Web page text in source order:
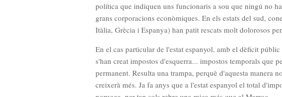
política que indiquen uns funcionaris a sou que ningú no
grans corporacions econòmiques. En els estats del sud,
Itàlia, Grècia i Espanya) han patit rescats molt dolorosos
En el cas particular de l'estat espanyol, amb el dèficit
s'han creat impostos d'esquerra... impostos temporals que
permanent. Resulta una trampa, perquè d'aquesta manera
creixerà més. Ja fa anys que a l'estat espanyol el total